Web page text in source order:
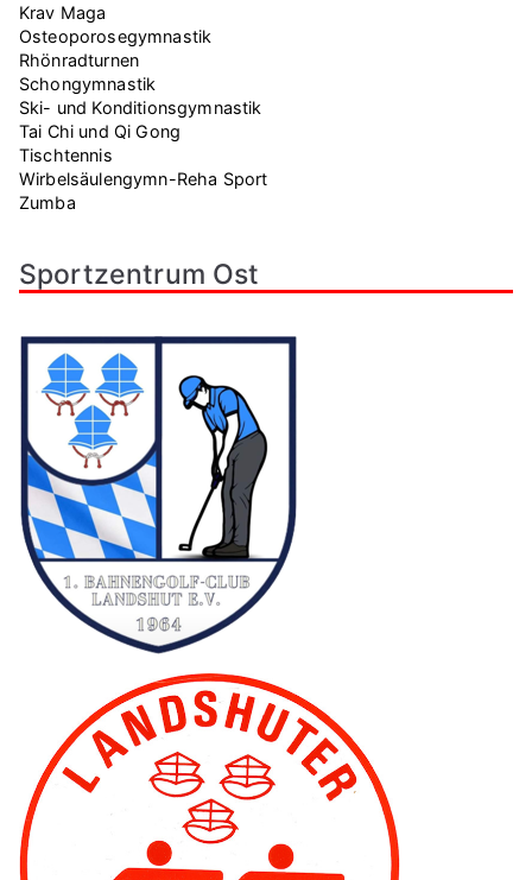
Krav Maga
Osteoporosegymnastik
Rhönradturnen
Schongymnastik
Ski- und Konditionsgymnastik
Tai Chi und Qi Gong
Tischtennis
Wirbelsäulengymn-Reha Sport
Zumba
Sportzentrum Ost